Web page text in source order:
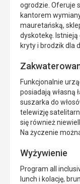
ogrodzie. Oferuje
kantorem
mauretańską,
dyskotekę.
kryty i brodzik dla
Funkcjonalnie
posiadają własną
suszarka do
telewizję
się również
Na życzenie
Wyżywienie
Program all
lunch i kolację,